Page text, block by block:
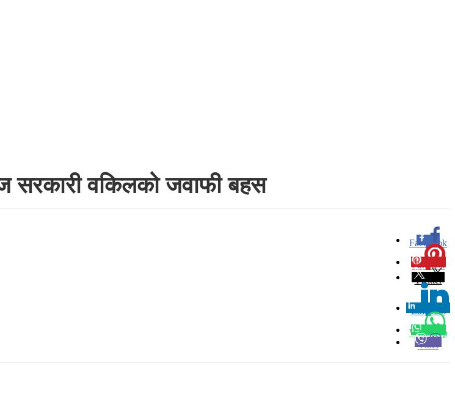
सरकारी वकिलको जवाफी बहस
Facebook
0
Pinterest
Twitter
Linkedin
0
Whatsapp
Viber